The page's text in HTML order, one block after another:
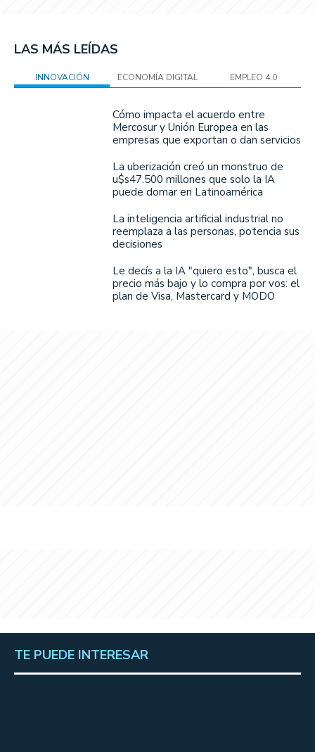
LAS MÁS LEÍDAS
INNOVACIÓN ECONOMÍA DIGITAL EMPLEO 4.0
Cómo impacta el acuerdo entre
Mercosur y Unión Europea en las
empresas que exportan o dan servicios
La uberización creó un monstruo de
u$s47.500 millones que solo la IA
puede domar en Latinoamérica
La inteligencia artificial industrial no
reemplaza a las personas, potencia sus
decisiones
Le decís a la IA "quiero esto", busca el
precio más bajo y lo compra por vos: el
plan de Visa, Mastercard y MODO
TE PUEDE INTERESAR